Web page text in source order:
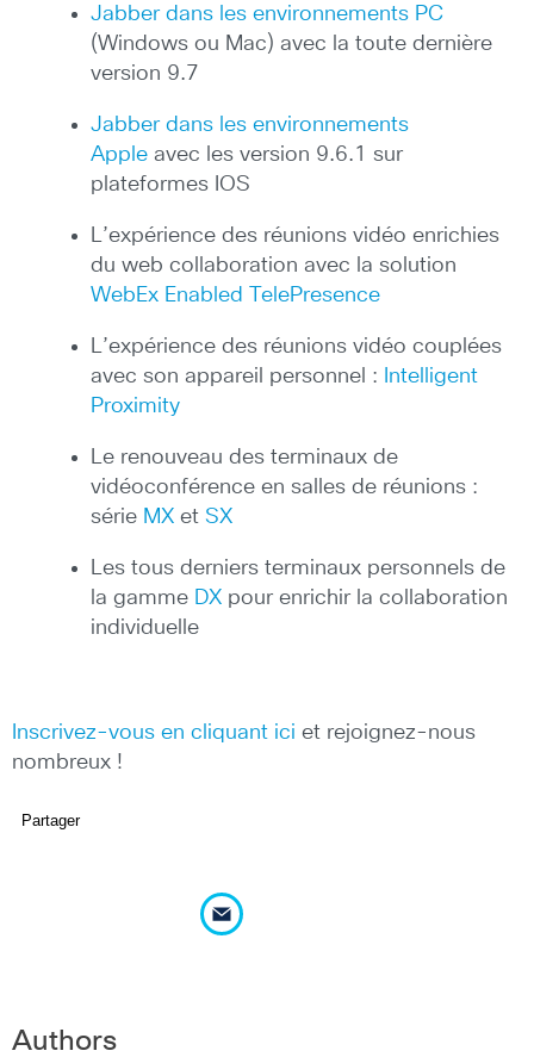
Jabber dans les environnements PC
(Windows ou Mac) avec la toute dernière
version 9.7
Jabber dans les environnements
Apple avec les version 9.6.1 sur
plateformes IOS
L’expérience des réunions vidéo enrichies
du web collaboration avec la solution
WebEx Enabled TelePresence
L’expérience des réunions vidéo couplées
avec son appareil personnel :
Intelligent
Proximity
Le renouveau des terminaux de
vidéoconférence en salles de réunions :
série MX et SX
Les tous derniers terminaux personnels de
la gamme DX pour enrichir la collaboration
individuelle
Inscrivez-vous en cliquant ici et rejoignez-nous
nombreux !
Partager
Authors